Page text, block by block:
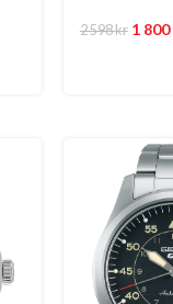
2 598kr 1 800